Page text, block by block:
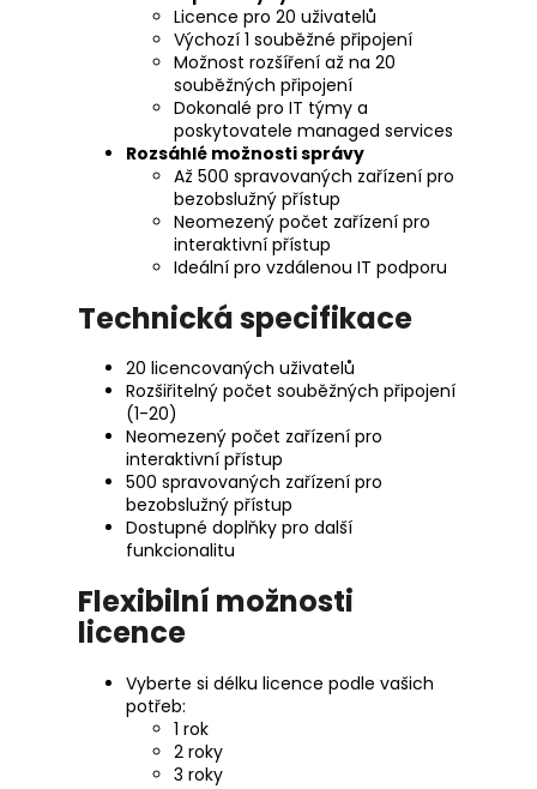
Licence pro 20 uživatelů
Výchozí 1 souběžné připojení
Možnost rozšíření až na 20
souběžných připojení
Dokonalé pro IT týmy a
poskytovatele managed services
Rozsáhlé možnosti správy
Až 500 spravovaných zařízení pro
bezobslužný přístup
Neomezený počet zařízení pro
interaktivní přístup
Ideální pro vzdálenou IT podporu
Technická specifikace
20 licencovaných uživatelů
Rozšiřitelný počet souběžných připojení
(1-20)
Neomezený počet zařízení pro
interaktivní přístup
500 spravovaných zařízení pro
bezobslužný přístup
Dostupné doplňky pro další
funkcionalitu
Flexibilní možnosti
licence
Vyberte si délku licence podle vašich
potřeb:
1 rok
2 roky
3 roky